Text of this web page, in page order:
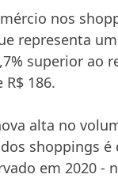
nos
representa
superior ao
186.
alta no
shoppings é
em 2020 -